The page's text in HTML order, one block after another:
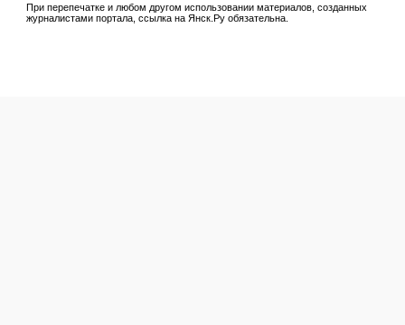
При перепечатке и любом другом использовании материалов, созданных
журналистами портала, ссылка на Янск.Ру обязательна.